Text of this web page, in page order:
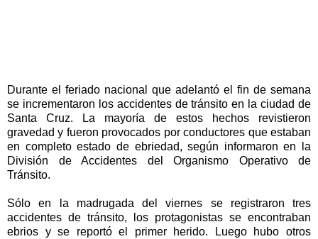
Durante el feriado nacional que adelantó el fin de semana
se incrementaron los accidentes de tránsito en la ciudad de
Santa Cruz. La mayoría de estos hechos revistieron
gravedad y fueron provocados por conductores que estaban
en completo estado de ebriedad, según informaron en la
División de Accidentes del Organismo Operativo de
Tránsito.
Sólo en la madrugada del viernes se registraron tres
accidentes de tránsito, los protagonistas se encontraban
ebrios y se reportó el primer herido. Luego hubo otros